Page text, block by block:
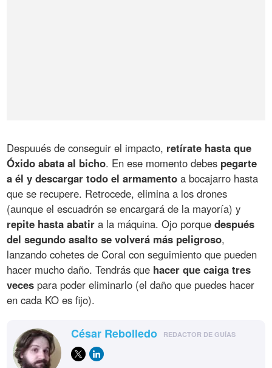
Despuués de conseguir el impacto, retírate hasta que
Óxido abata al bicho. En ese momento debes pegarte
a él y descargar todo el armamento a bocajarro hasta
que se recupere. Retrocede, elimina a los drones
(aunque el escuadrón se encargará de la mayoría) y
repite hasta abatir a la máquina. Ojo porquedespués
del segundo asalto se volverá más peligroso,
lanzando cohetes de Coral con seguimiento que pueden
hacer mucho daño. Tendrás que hacer que caiga tres
veces para poder eliminarlo (el daño que puedes hacer
en cada KO es fijo).
César Rebolledo REDACTOR DE GUÍAS